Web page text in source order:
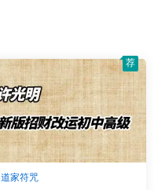
道家符咒
荐